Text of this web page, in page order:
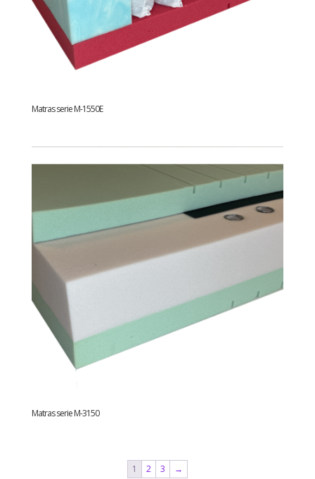
Matras serie M-1550E
Matras serie M-3150
1 2 3 →